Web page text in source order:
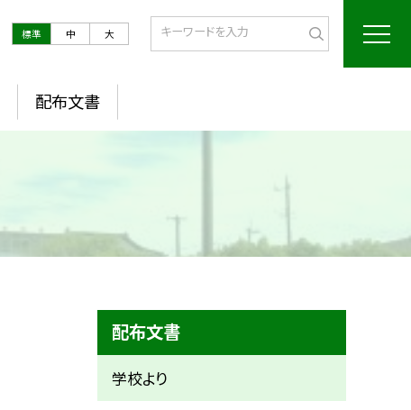
標準 中 大
配布文書
配布文書
学校より